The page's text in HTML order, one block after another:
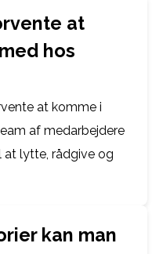
at
hos
at komme i
af medarbejdere
at lytte, rådgive og
kan man